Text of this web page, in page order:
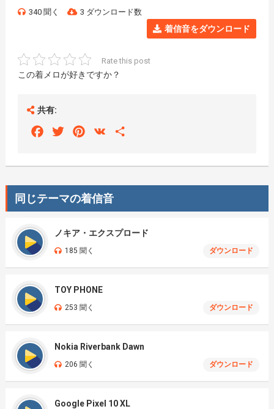
340 聞く 3 ダウンロード数
着信音をダウンロード
Rate this post
この着メロが好きですか？
共有:
FacebookTwitterPinterest
VK
同じテーマの着信音
ノキア・エクスプロード
185 聞く ダウンロード
TOY PHONE
253 聞く ダウンロード
Nokia Riverbank Dawn
206 聞く ダウンロード
Google Pixel 10 XL